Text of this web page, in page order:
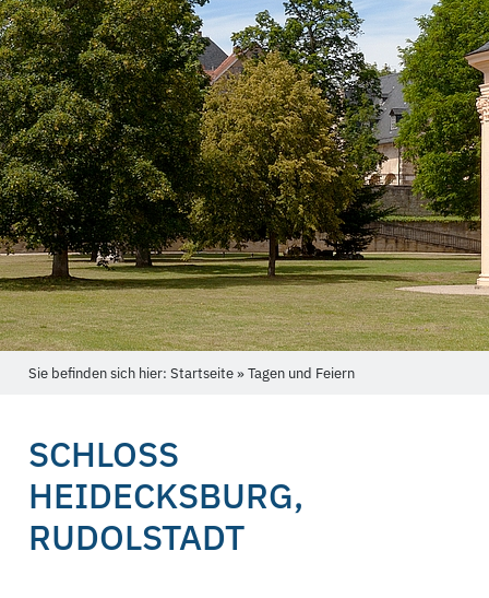
Sie befinden sich hier: Startseite » Tagen und Feiern
SCHLOSS
HEIDECKSBURG,
RUDOLSTADT